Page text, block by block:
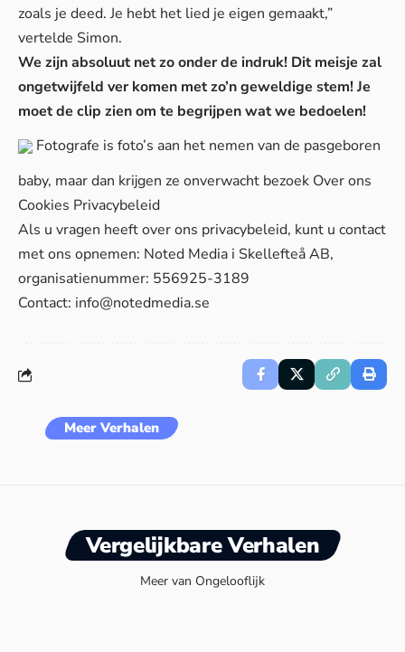
zoals je deed. Je hebt het lied je eigen gemaakt,”
vertelde Simon.
We zijn absoluut net zo onder de indruk! Dit meisje zal
ongetwijfeld ver komen met zo’n geweldige stem! Je
moet de clip zien om te begrijpen wat we bedoelen!
Fotografe is foto’s aan het nemen van de pasgeboren
baby, maar dan krijgen ze onverwacht bezoek Over ons
Cookies Privacybeleid
Als u vragen heeft over ons privacybeleid, kunt u contact
met ons opnemen: Noted Media i Skellefteå AB,
organisatienummer: 556925-3189
Contact: info@notedmedia.se
Meer Verhalen
Vergelijkbare Verhalen
Meer van Ongelooflijk